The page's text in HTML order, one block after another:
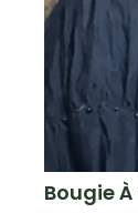
Bougie À